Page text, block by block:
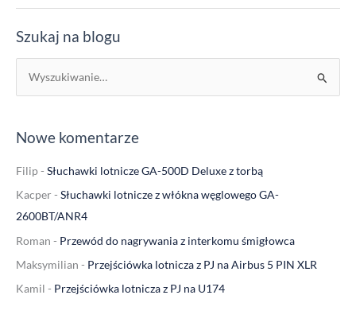
Szukaj na blogu
k
a
:
Nowe komentarze
Filip- Słuchawki lotnicze GA-500D Deluxe z torbą
Kacper- Słuchawki lotnicze z włókna węglowego GA-
2600BT/ANR4
Roman - Przewód do nagrywania z interkomu śmigłowca
Maksymilian - Przejściówka lotnicza z PJ na Airbus 5 PIN XLR
Kamil - Przejściówka lotnicza z PJ na U174